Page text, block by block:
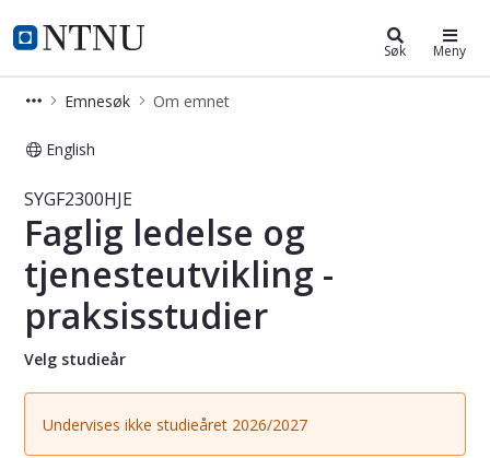
NTNU Hjemmeside
Studier Søk Meny
Emnesøk Om emnet
English
Emne - Faglig ledelse og
SYGF2300HJE
Faglig ledelse og
tjenesteutvikling -
praksisstudier
Velg studieår
Undervises ikke studieåret 2026/2027